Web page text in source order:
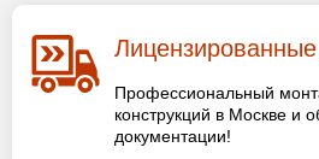
Лицензированные
Профессиональный
конструкций в Москве и
документации!